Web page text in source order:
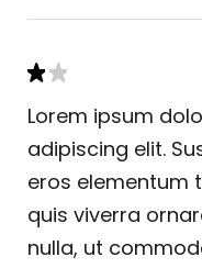
Lorem ipsum
adipiscing elit.
eros elementum
quis viverra
nulla, ut